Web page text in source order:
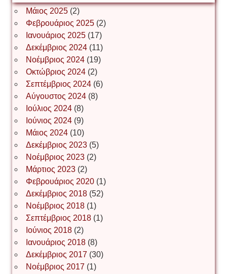
Ιωάννης Σ. Παπαφλωράτος
ΝΙΚΟΣ ΓΑΤΟΣ
Νίκος Λυγερός
Іван Буртик
Іван Наконечний
Інга Короткевич
Μάιος 2025(2)
Φεβρουάριος 2025(2)
Ιανουάριος 2025(17)
Δεκέμβριος 2024(11)
Νοέμβριος 2024(19)
Οκτώβριος 2024(2)
Σεπτέμβριος 2024(6)
Αύγουστος 2024(8)
Ιούλιος 2024(8)
Ιούνιος 2024(9)
Μάιος 2024(10)
Δεκέμβριος 2023(5)
Νοέμβριος 2023(2)
Μάρτιος 2023(2)
Φεβρουάριος 2020(1)
Δεκέμβριος 2018(52)
Νοέμβριος 2018(1)
Σεπτέμβριος 2018(1)
Ιούνιος 2018(2)
Ιανουάριος 2018(8)
Δεκέμβριος 2017 (30)
Νοέμβριος 2017 (1)